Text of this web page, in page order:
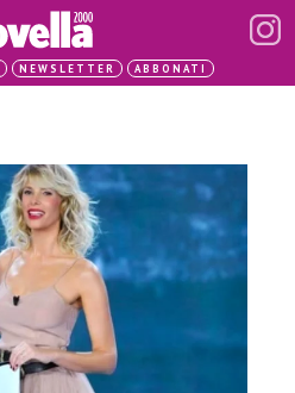
NEWSLETTER ABBONATI